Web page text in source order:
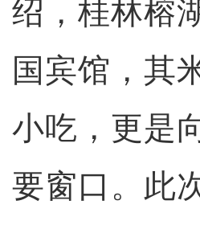
绍，桂林榕
国宾馆，其
小吃，更是
要窗口。此